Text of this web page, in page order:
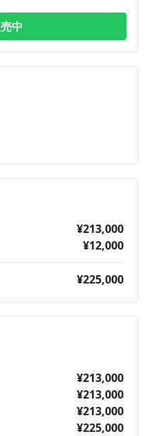
中
¥213,000
¥12,000
¥225,000
¥213,000
¥213,000
¥213,000
¥225,000